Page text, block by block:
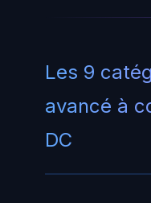
Les 9
avancé à
DC